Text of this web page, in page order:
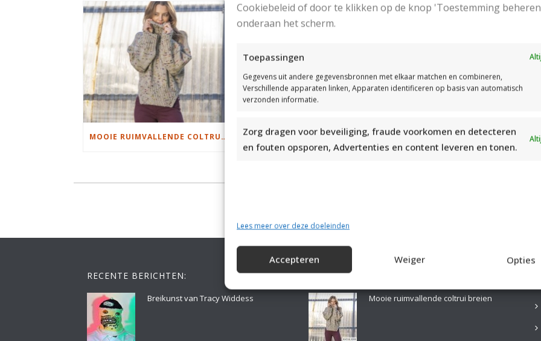
Cookiebeleid of door te klikken op de knop 'Toestemming
onderaan het scherm.
Toepassingen
Gegevens uit andere gegevensbronnen met elkaar matchen en combineren,
Verschillende apparaten linken, Apparaten identificeren op basis van automatisch
verzonden informatie.
Zorg dragen voor beveiliging, fraude voorkomen en detecteren
en fouten opsporen, Advertenties en content leveren en tonen.
Lees meer over deze doeleinden
Accepteren Weiger Opties
MOOIE RUIMVALLENDE COLTRUI BREIEN MOOIE DIKGESTREEPTE SOKKEN BREIEN VAN DURABLE GAREN
RECENTE BERICHTEN:
Breikunst van Tracy Widdess
LAATSTE PATRONEN:
Mooie ruimvallende coltrui breien